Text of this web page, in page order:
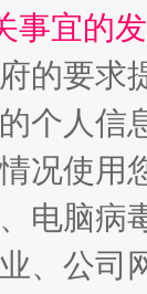
丛生事宜的
的要求
个人信
况使用
电脑病
、公司